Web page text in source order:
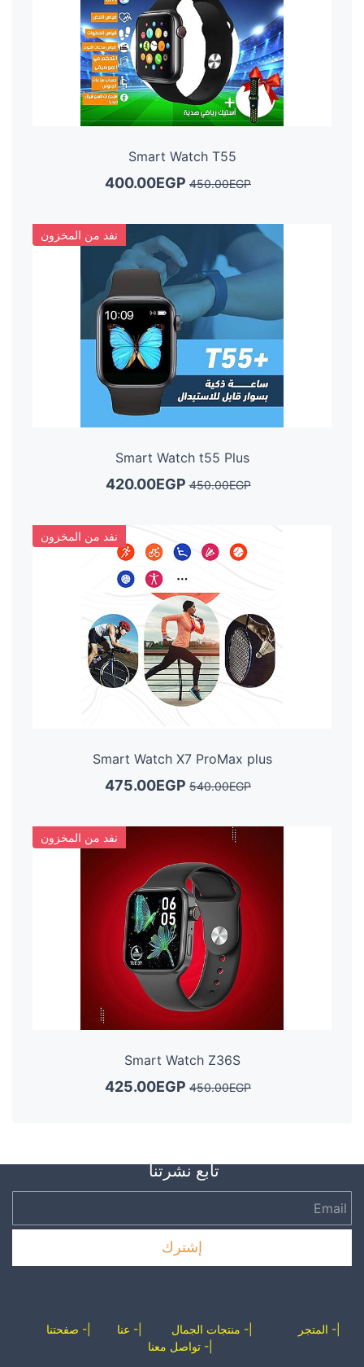
Smart Watch T55
400.00EGP 450.00EGP
نفد من المخزون
Smart Watch t55 Plus
420.00EGP450.00EGP
نفد من المخزون
Smart Watch X7 ProMax plus
475.00EGP 540.00EGP
نفد من المخزون
Smart Watch Z36S
425.00EGP 450.00EGP
تابع نشرتنا
إشترك
|- المتجر |- منتجات الجمال |- عنا |- صفحتنا
|- تواصل معنا